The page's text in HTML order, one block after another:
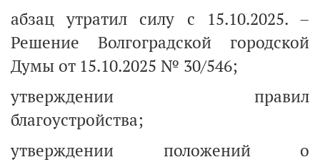
абзац утратил силу с 15.10.2025. –
Решение Волгоградской городской
Думы от 15.10.2025 № 30/546;
утверждении правил
благоустройства;
утверждении положений о